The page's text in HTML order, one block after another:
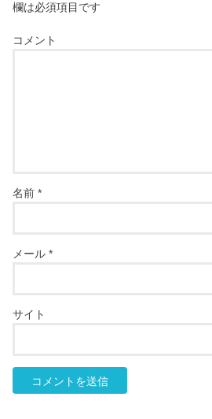
欄は必須項目です
コメント
名前*
メール*
サイト